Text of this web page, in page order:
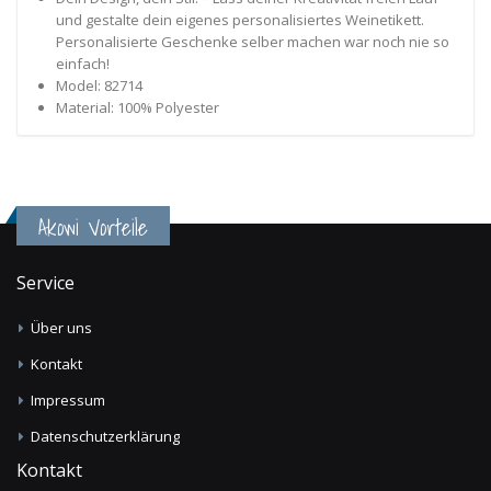
und gestalte dein eigenes personalisiertes Weinetikett.
Personalisierte Geschenke selber machen war noch nie so
einfach!
Model: 82714
Material: 100% Polyester
Akowi Vorteile
Service
Über uns
Kontakt
Impressum
Datenschutzerklärung
Kontakt